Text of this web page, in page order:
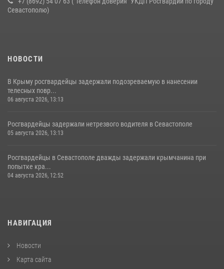
Севастополю)
НОВОСТИ
В Крыму росгвардейцы задержали подозреваемую в нанесении
телесных повр...
06 августа 2026, 13:13
Росгвардейцы задержали нетрезвого водителя в Севастополе
05 августа 2026, 13:13
Росгвардейцы в Севастополе дважды задержали крымчанина при
попытке кра...
04 августа 2026, 12:52
НАВИГАЦИЯ
Новости
Карта сайта